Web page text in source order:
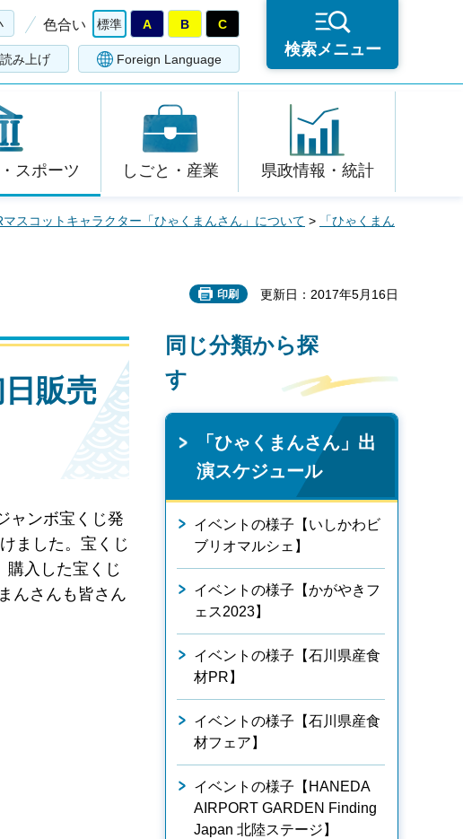
色合い 標準 A B C
み上げ Foreign Language
検索メニュー
スポーツ しごと・産業 県政情報・統計
スコットキャラクター「ひゃくまんさん」について >
「ひゃくまん
印刷 更新日：2017年5月16日
販売
ャンボ宝くじ発
ました。宝くじ
購入した宝くじ
んさんも皆さん
同じ分類から探
す
「ひゃくまんさん」出
演スケジュール
イベントの様子【いしかわビ
ブリオマルシェ】
イベントの様子【かがやきフ
ェス2023】
イベントの様子【石川県産食
材PR】
イベントの様子【石川県産食
材フェア】
イベントの様子【HANEDA
AIRPORT GARDEN Finding
Japan 北陸ステージ】